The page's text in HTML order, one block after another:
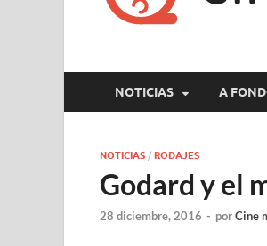
NOTICIAS A
NOTICIAS / RODAJES
Godard y el
28 diciembre, 2016 - porCine